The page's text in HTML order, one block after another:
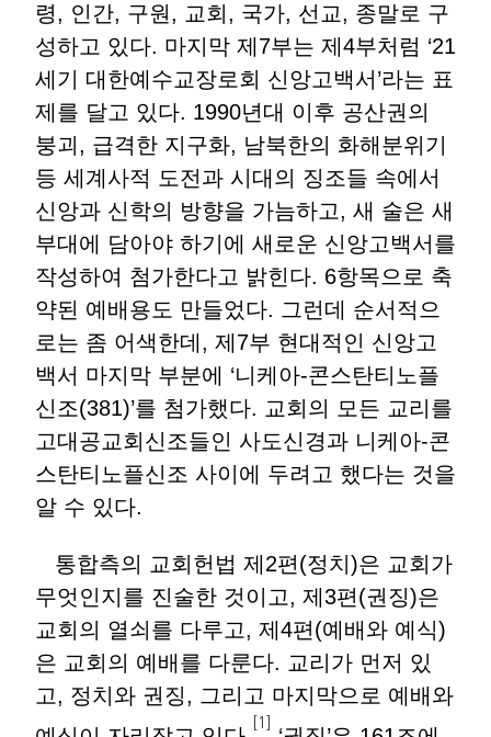
령, 인간, 구원, 교회, 국가, 선교, 종말로 구
성하고 있다. 마지막 제7부는 제4부처럼 ‘21
세기 대한예수교장로회 신앙고백서’라는 표
제를 달고 있다. 1990년대 이후 공산권의
붕괴, 급격한 지구화, 남북한의 화해분위기
등 세계사적 도전과 시대의 징조들 속에서
신앙과 신학의 방향을 가늠하고, 새 술은 새
부대에 담아야 하기에 새로운 신앙고백서를
작성하여 첨가한다고 밝힌다. 6항목으로 축
약된 예배용도 만들었다. 그런데 순서적으
로는 좀 어색한데, 제7부 현대적인 신앙고
백서 마지막 부분에 ‘니케아-콘스탄티노플
신조(381)’를 첨가했다. 교회의 모든 교리를
고대공교회신조들인 사도신경과 니케아-콘
스탄티노플신조 사이에 두려고 했다는 것을
알 수 있다.
통합측의 교회헌법 제2편(정치)은 교회가
무엇인지를 진술한 것이고, 제3편(권징)은
교회의 열쇠를 다루고, 제4편(예배와 예식)
은 교회의 예배를 다룬다. 교리가 먼저 있
고, 정치와 권징, 그리고 마지막으로 예배와
[1]